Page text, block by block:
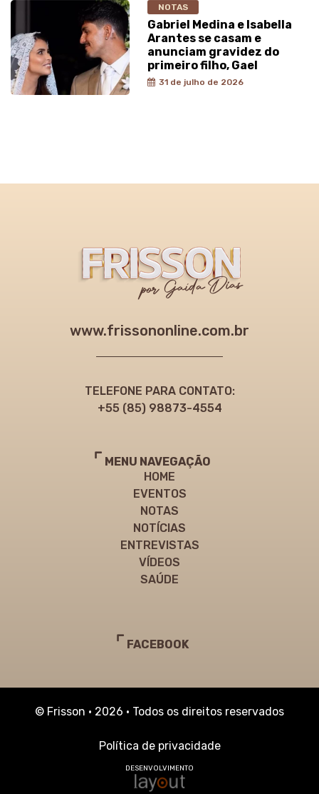
NOTAS
Gabriel Medina e Isabella
Arantes se casam e
anunciam gravidez do
primeiro filho, Gael
31 de julho de 2026
www.frissononline.com.br
TELEFONE PARA CONTATO:
+55 (85) 98873-4554
MENU NAVEGAÇÃO
HOME
EVENTOS
NOTAS
NOTÍCIAS
ENTREVISTAS
VÍDEOS
SAÚDE
FACEBOOK
© Frisson • 2026 • Todos os direitos reservados
Política de privacidade
DESENVOLVIMENTO